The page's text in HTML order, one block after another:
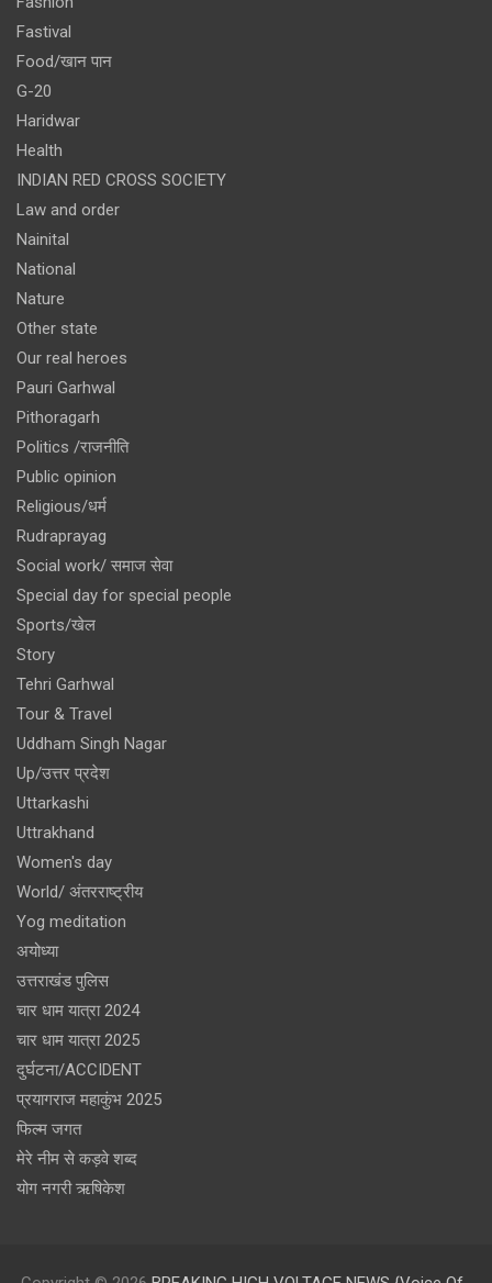
Fastival
Food/खान पान
G-20
Haridwar
Health
INDIAN RED CROSS SOCIETY
Law and order
Nainital
National
Nature
Other state
Our real heroes
Pauri Garhwal
Pithoragarh
Politics /राजनीति
Public opinion
Religious/धर्म
Rudraprayag
Social work/ समाज सेवा
Special day for special people
Sports/खेल
Story
Tehri Garhwal
Tour & Travel
Uddham Singh Nagar
Up/उत्तर प्रदेश
Uttarkashi
Uttrakhand
Women's day
World/ अंतरराष्ट्रीय
Yog meditation
अयोध्या
उत्तराखंड पुलिस
चार धाम यात्रा 2024
चार धाम यात्रा 2025
दुर्घटना/ACCIDENT
प्रयागराज महाकुंभ 2025
फिल्म जगत
मेरे नीम से कड़वे शब्द
योग नगरी ऋषिकेश